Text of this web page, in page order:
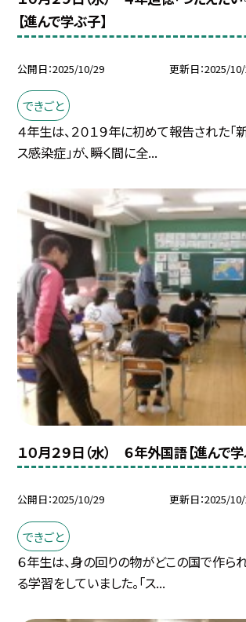
【進んで学ぶ子】
公開日 2025/10/29 更新日 2025/
できごと
４年生は、２０１９年に初めて報告された「
ス感染症」が、瞬く間に全...
１０月２９日（水） ６年外国語【進んで学
公開日 2025/10/29 更新日 2025/
できごと
６年生は、身の回りの物がどこの国で作ら
る学習をしていました。「ス...